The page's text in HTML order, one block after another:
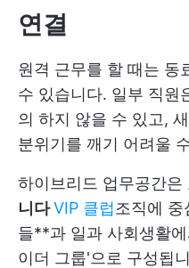
연결
원격 근무를 할 때는 동
수 있습니다. 일부 직원
의 하지 않을 수 있고,
분위기를 깨기 어려울
하이브리드 업무공간은
니다VIP 클럽 조직에
들**과 일과 사회생활
이더 그룹'으로 구성됩